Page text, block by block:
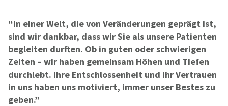
“In einer Welt, die von Veränderungen geprägt ist,
sind wir dankbar, dass wir Sie als unsere Patienten
begleiten durften. Ob in guten oder schwierigen
Zeiten – wir haben gemeinsam Höhen und Tiefen
durchlebt. Ihre Entschlossenheit und Ihr Vertrauen
in uns haben uns motiviert, immer unser Bestes zu
geben.”